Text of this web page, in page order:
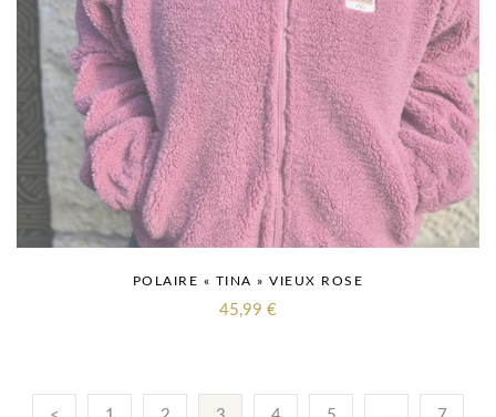
POLAIRE « TINA » VIEUX ROSE
45,99 €